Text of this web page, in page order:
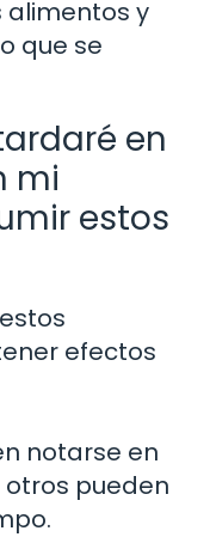
alimentos y
que se
en
mi
estos
efectos
notarse en
pueden